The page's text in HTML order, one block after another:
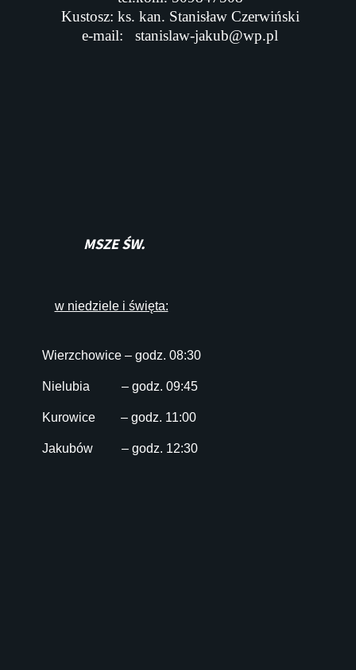
Kustosz: ks. kan. Stanisław Czerwiński
e-mail: stanislaw-jakub@wp.pl
MSZE ŚW.
w niedziele i święta:
Wierzchowice – godz. 08:30
Nielubia – godz. 09:45
Kurowice – godz. 11:00
Jakubów – godz. 12:30